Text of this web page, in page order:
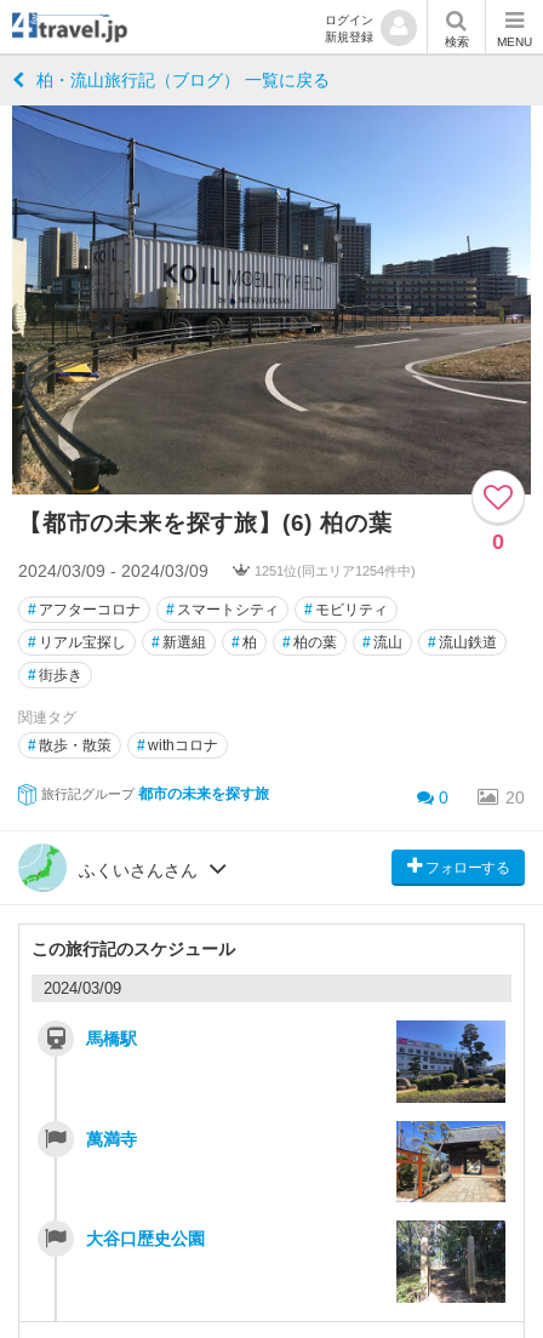
ログイン
新規登録
検索 MENU
柏・流山旅行記（ブログ） 一覧に戻る
【都市の未来を探す旅】(6) 柏の葉
0
2024/03/09 - 2024/03/09 1251位(同エリア1254件中)
# アフターコロナ # スマートシティ # モビリティ
# リアル宝探し #新選組 #柏 #柏の葉 #流山 #流山鉄道
#街歩き
関連タグ
#散歩・散策 #withコロナ
旅行記グループ 都市の未来を探す旅 0 20
ふくいさんさん フォローする
この旅行記のスケジュール
2024/03/09
馬橋駅
萬満寺
大谷口歴史公園